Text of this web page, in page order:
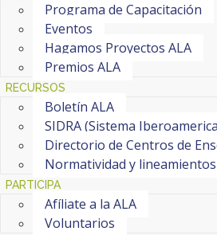
Programa de Capacitación
Eventos
Hagamos Proyectos ALA
Premios ALA
RECURSOS
Boletín ALA
SIDRA (Sistema
Directorio de Centros de
Normatividad y
PARTICIPA
Afíliate a la ALA
Voluntarios